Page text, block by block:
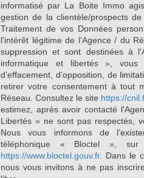
informatisé par La Boite Immo
gestion de la clientèle/prospects
Traitement de vos Données
l'intérêt légitime de l'Agence / du
suppression et sont destinées à
informatique et libertés », vous
d’effacement, d’opposition, de
retirer votre consentement à tout
Réseau. Consultez le site https://
estimez, après avoir contacté
Libertés » ne sont pas respectés,
Nous vous informons de
téléphonique « Bloctel »,
https://www.bloctel.gouv.fr. Dans le
nous vous invitons à ne pas